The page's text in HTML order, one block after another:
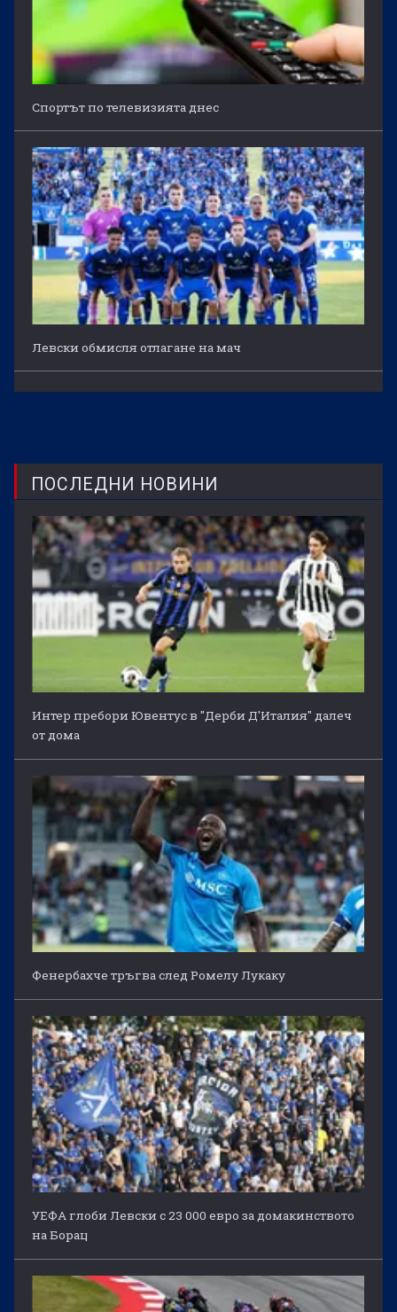
Спортът по телевизията днес
Левски обмисля отлагане на мач
ПОСЛЕДНИ НОВИНИ
Интер пребори Ювентус в "Дерби Д'Италия" далеч
от дома
Фенербахче тръгва след Ромелу Лукаку
УЕФА глоби Левски с 23 000 евро за домакинството
на Борац